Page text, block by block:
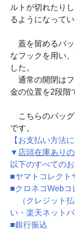
ルトが切れたり
るようになってい
蓋を留めるバッ
なフックを用い
した。
通常の開閉はフ
金の位置を2段階
こちらのバッグ
です。
【お支払い方法
▼ 店頭在庫あり
以下のすべての
■ヤマトコレクト
■クロネコWebコ
（クレジット払
い・楽天ネットバ
■銀行振込